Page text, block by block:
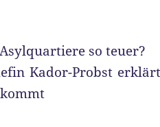
so teuer?
Kador-Probst